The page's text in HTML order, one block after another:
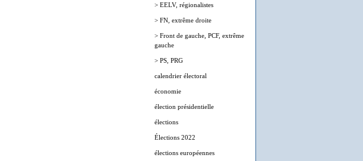
> EELV, régionalistes
> FN, extrême droite
> Front de gauche, PCF, extrême
gauche
> PS, PRG
calendrier électoral
économie
élection présidentielle
élections
Élections 2022
élections européennes